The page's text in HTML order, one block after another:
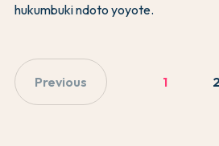
hukumbuki ndoto yoyote.
Previous 1 2